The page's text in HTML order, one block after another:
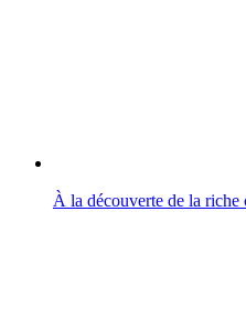
À la découverte de la